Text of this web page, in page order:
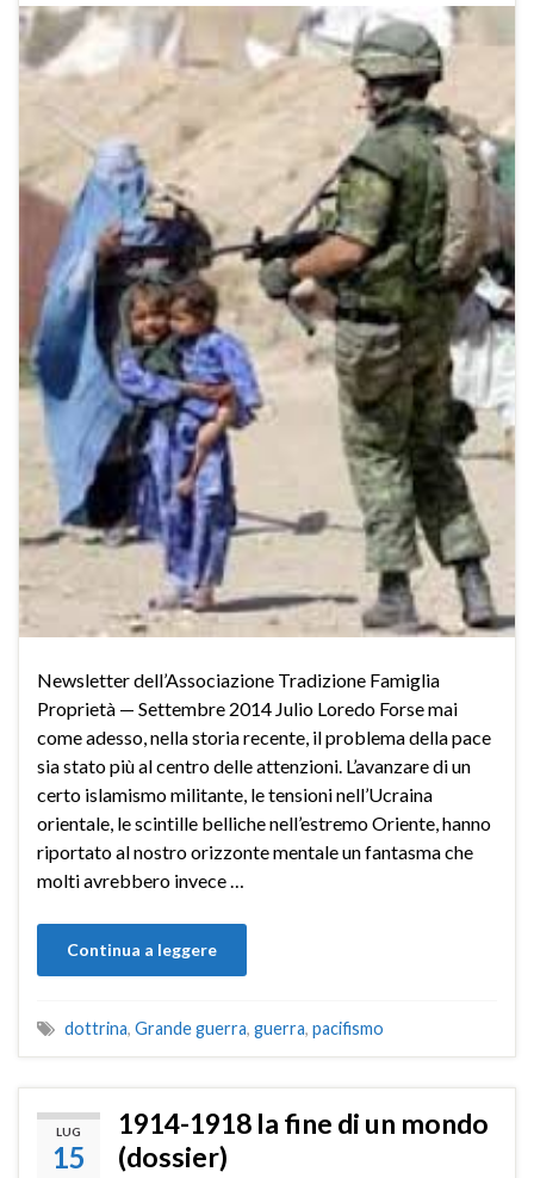
Newsletter dell’Associazione Tradizione Famiglia
Proprietà — Settembre 2014 Julio Loredo Forse mai
come adesso, nella storia recente, il problema della pace
sia stato più al centro delle attenzioni. L’avanzare di un
certo islamismo militante, le tensioni nell’Ucraina
orientale, le scintille belliche nell’estremo Oriente, hanno
riportato al nostro orizzonte mentale un fantasma che
molti avrebbero invece …
Continua a leggere
dottrina, Grande guerra, guerra, pacifismo
LUG
15
1914-1918 la fine di un mondo
(dossier)